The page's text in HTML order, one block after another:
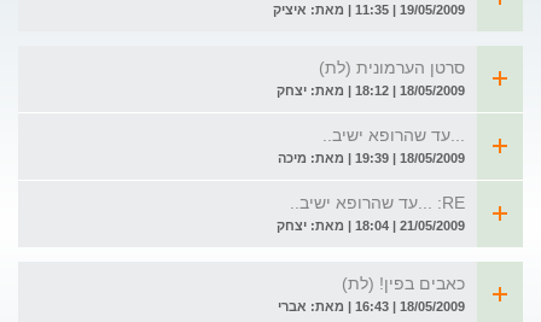
19/05/2009 | 11:35 | מאת: איציק
סרטן הערמונית (לת)
18/05/2009 | 18:12 | מאת: יצחק
...עד שהרופא ישיב..
18/05/2009 | 19:39 | מאת: מיכה
RE: ...עד שהרופא ישיב..
21/05/2009 | 18:04 | מאת: יצחק
כאבים בפין! (לת)
18/05/2009 | 16:43 | מאת: אברי